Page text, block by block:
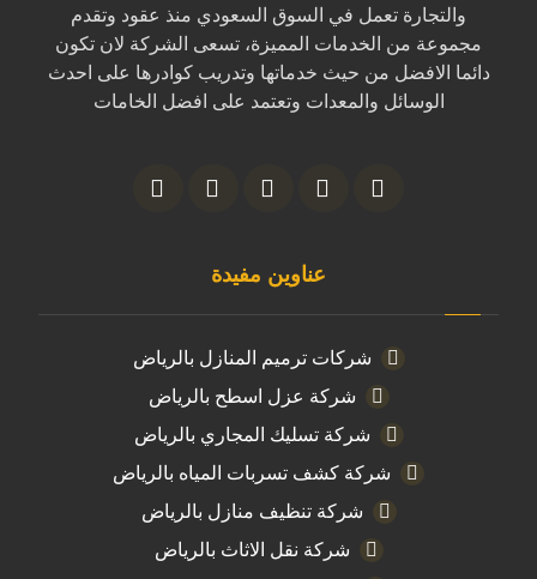
والتجارة تعمل في السوق السعودي منذ عقود وتقدم
مجموعة من الخدمات المميزة، تسعى الشركة لان تكون
دائما الافضل من حيث خدماتها وتدريب كوادرها على احدث
الوسائل والمعدات وتعتمد على افضل الخامات
عناوين مفيدة
شركات ترميم المنازل بالرياض
شركة عزل اسطح بالرياض
شركة تسليك المجاري بالرياض
شركة كشف تسربات المياه بالرياض
شركة تنظيف منازل بالرياض
شركة نقل الاثاث بالرياض